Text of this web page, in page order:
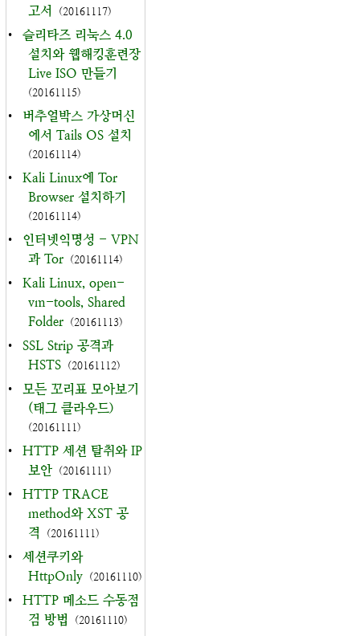
고서
(20161117)
•
슬리타즈 리눅스 4.0
설치와 웹해킹훈련장
Live ISO 만들기
(20161115)
•
버추얼박스 가상머신
에서 Tails OS 설치
(20161114)
•
Kali Linux에 Tor
Browser 설치하기
(20161114)
•
인터넷익명성 - VPN
과 Tor (20161114)
•
Kali Linux, open-
vm-tools, Shared
Folder (20161113)
•
SSL Strip 공격과
HSTS (20161112)
•
모든 꼬리표 모아보기
(태그 클라우드)
(20161111)
•
HTTP 세션 탈취와 IP
보안 (20161111)
•
HTTP TRACE
method와 XST 공
격
(20161111)
•
세션쿠키와
HttpOnly (20161110)
•
HTTP 메소드 수동점
검 방법
(20161110)